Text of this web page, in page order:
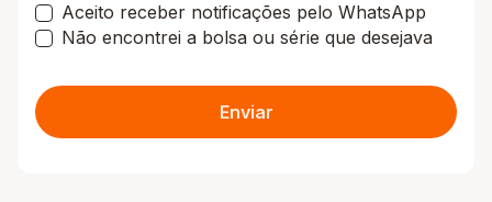
Aceito receber notificações pelo WhatsApp
Não encontrei a bolsa ou série que desejava
Enviar